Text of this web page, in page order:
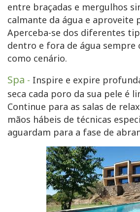
entre braçadas e mergulhos
calmante da água e aproveite
Aperceba-se dos diferentes
dentro e fora de água sempre
como cenário.
Spa - Inspire e expire
seca cada poro da sua pele é
Continue para as salas de
mãos hábeis de técnicas
aguardam para a fase de